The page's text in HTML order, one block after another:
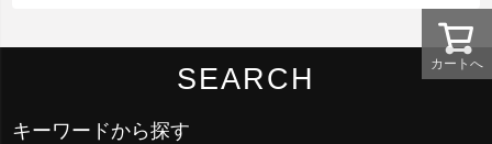
カートへ
SEARCH
キーワードから探す